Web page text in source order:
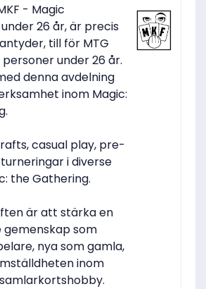
- Magic
26 år, är precis
till för MTG
under 26 år.
denna avdelning
inom Magic:
casual play, pre-
i diverse
the Gathering.
är att stärka en
som
nya som gamla,
inom